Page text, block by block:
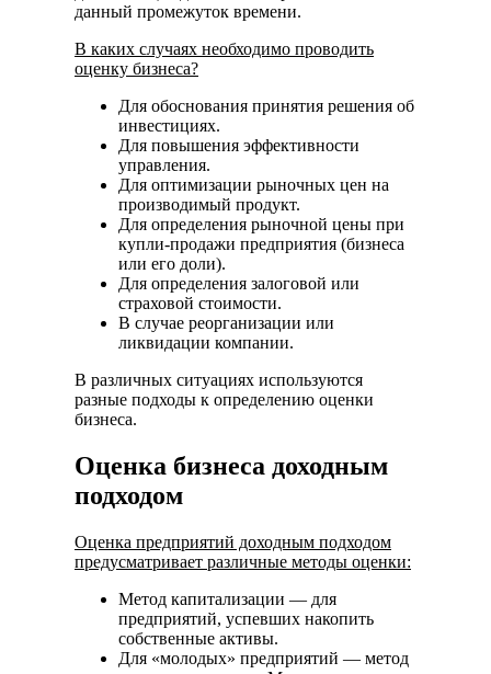
данный промежуток времени.
В каких случаях необходимо проводить
оценку бизнеса?
Для обоснования принятия решения об
инвестициях.
Для повышения эффективности
управления.
Для оптимизации рыночных цен на
производимый продукт.
Для определения рыночной цены при
купли-продажи предприятия (бизнеса
или его доли).
Для определения залоговой или
страховой стоимости.
В случае реорганизации или
ликвидации компании.
В различных ситуациях используются
разные подходы к определению оценки
бизнеса.
Оценка бизнеса доходным
подходом
Оценка предприятий доходным подходом
предусматривает различные методы оценки:
Метод капитализации — для
предприятий, успевших накопить
собственные активы.
Для «молодых» предприятий — метод